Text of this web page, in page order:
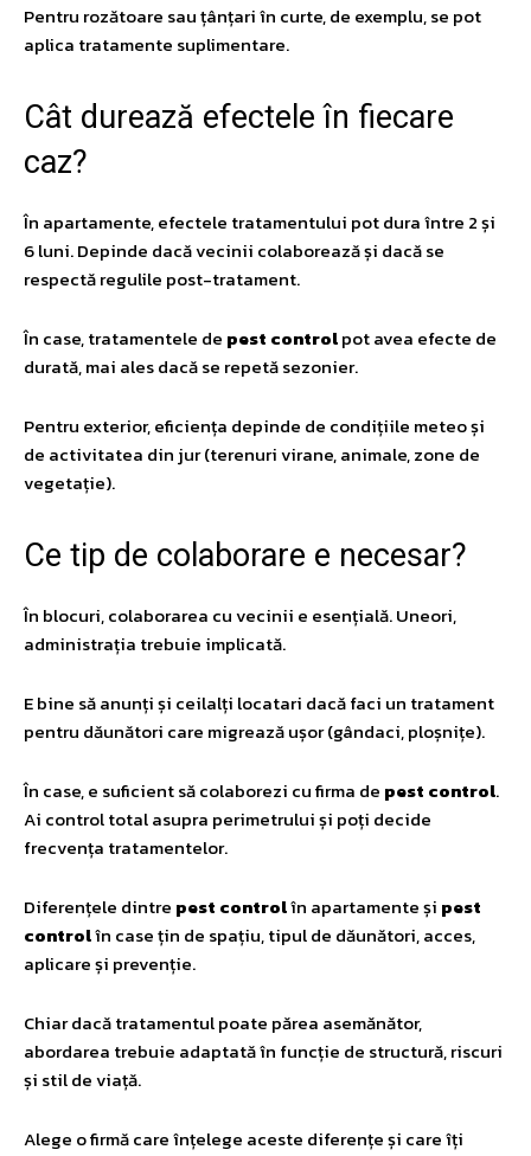
Pentru rozătoare sau țânțari în curte, de exemplu, se pot
aplica tratamente suplimentare.
​Cât durează efectele în fiecare
caz?
În apartamente, efectele tratamentului pot dura între 2 și
6 luni. Depinde dacă vecinii colaborează și dacă se
respectă regulile post-tratament.
În case, tratamentele de pest controlpot avea efecte de
durată, mai ales dacă se repetă sezonier.
Pentru exterior, eficiența depinde de condițiile meteo și
de activitatea din jur (terenuri virane, animale, zone de
vegetație).
​Ce tip de colaborare e necesar?
În blocuri, colaborarea cu vecinii e esențială. Uneori,
administrația trebuie implicată.
E bine să anunți și ceilalți locatari dacă faci un tratament
pentru dăunători care migrează ușor (gândaci, ploșnițe).
În case, e suficient să colaborezi cu firma de pest control.
Ai control total asupra perimetrului și poți decide
frecvența tratamentelor.
Diferențele dintre pest controlîn apartamente și pest
controlîn case țin de spațiu, tipul de dăunători, acces,
aplicare și prevenție.
Chiar dacă tratamentul poate părea asemănător,
abordarea trebuie adaptată în funcție de structură, riscuri
și stil de viață.
Alege o firmă care înțelege aceste diferențe și care îți